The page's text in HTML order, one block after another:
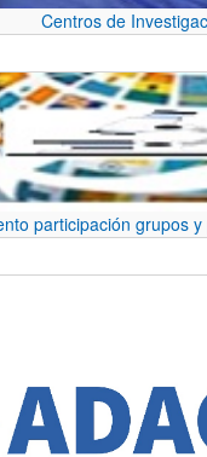
Centros de
participación grupos